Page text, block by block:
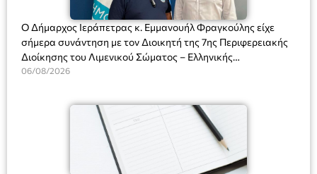
Ο Δήμαρχος Ιεράπετρας κ. Εμμανουήλ Φραγκούλης είχε
σήμερα συνάντηση με τον Διοικητή της 7ης Περιφερειακής
Διοίκησης του Λιμενικού Σώματος – Ελληνικής
Ακτοφυλακής (Λ.Σ.-ΕΛ.ΑΚΤ.), Αρχιπλοίαρχο Λ.Σ. κ. Ιωάννη
06/08/2026